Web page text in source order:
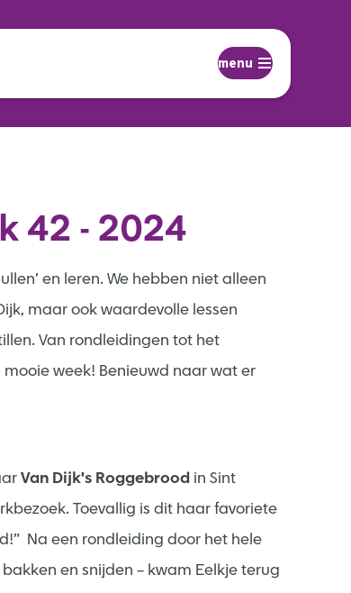
menu
42 - 2024
en leren. We hebben niet alleen
maar ook waardevolle lessen
Van rondleidingen tot het
week! Benieuwd naar wat er
Van Dijk's Roggebrood in Sint
Toevallig is dit haar favoriete
Na een rondleiding door het hele
en snijden – kwam Eelkje terug